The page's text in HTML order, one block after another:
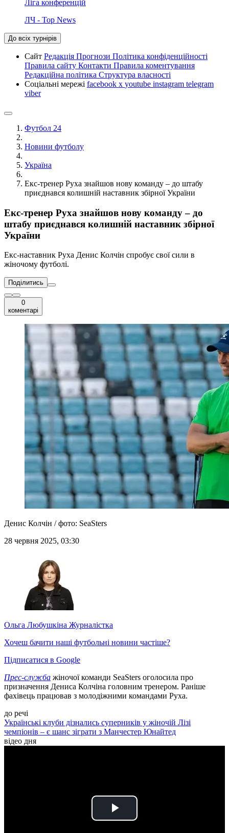
Ліга конференцій
ЛЧ - Top News
До всіх турнірів
Сайт Редакція Прогнози Політика конфіденційності
Правила сайту Контакти Правила коментування
Редакційна політика Структура власності
Соціальні мережі facebook x youtube instagram telegram
viber
Футбол 24
Новини футболу
Україна
Екс-тренер Руха знайшов нову команду – до штабу
приєднався колишній наставник збірної України
Екс-тренер Руха знайшов нову команду – до
штабу приєднався колишній наставник збірної
України
Екс-наставник Руха Денис Колчін спробує свої сили в
жіночому футболі.
Поділитись
0
коментарі
Денис Колчін / фото: SeaSters
28 червня 2025, 03:30
Ольга Любушкіна Журналістка
Хочеш бачити наші футбольні новини частіше?
Підписатися в Google
Прес-служба жіночої команди SeaSters оголосила про
призначення Дениса Колчіна головним тренером. Раніше
фахівець працював з молодіжними командами Руха.
до речі
Українські клуби дізнались суперників у жіночій Лізі
чемпіонів – є шанс зіграти з Манчестер Юнайтед
відео дня
Play